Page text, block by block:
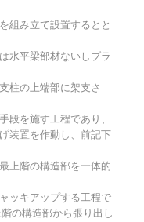
組み立て設置するとと
水平梁部材ないしブラ
柱の上端部に架支さ
段を施す工程であり、
装置を作動し、前記下
上階の構造部を一体的
ッキアップする工程で
の構造部から張り出し